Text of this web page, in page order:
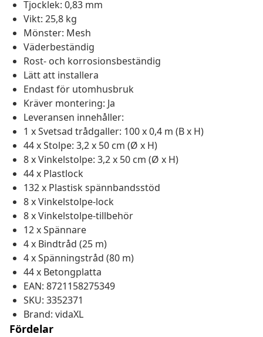
Tjocklek: 0,83 mm
Vikt: 25,8 kg
Mönster: Mesh
Väderbeständig
Rost- och korrosionsbeständig
Lätt att installera
Endast för utomhusbruk
Kräver montering: Ja
Leveransen innehåller:
1 x Svetsad trådgaller: 100 x 0,4 m (B x H)
44 x Stolpe: 3,2 x 50 cm (Ø x H)
8 x Vinkelstolpe: 3,2 x 50 cm (Ø x H)
44 x Plastlock
132 x Plastisk spännbandsstöd
8 x Vinkelstolpe-lock
8 x Vinkelstolpe-tillbehör
12 x Spännare
4 x Bindtråd (25 m)
4 x Spänningstråd (80 m)
44 x Betongplatta
EAN: 8721158275349
SKU: 3352371
Brand: vidaXL
Fördelar